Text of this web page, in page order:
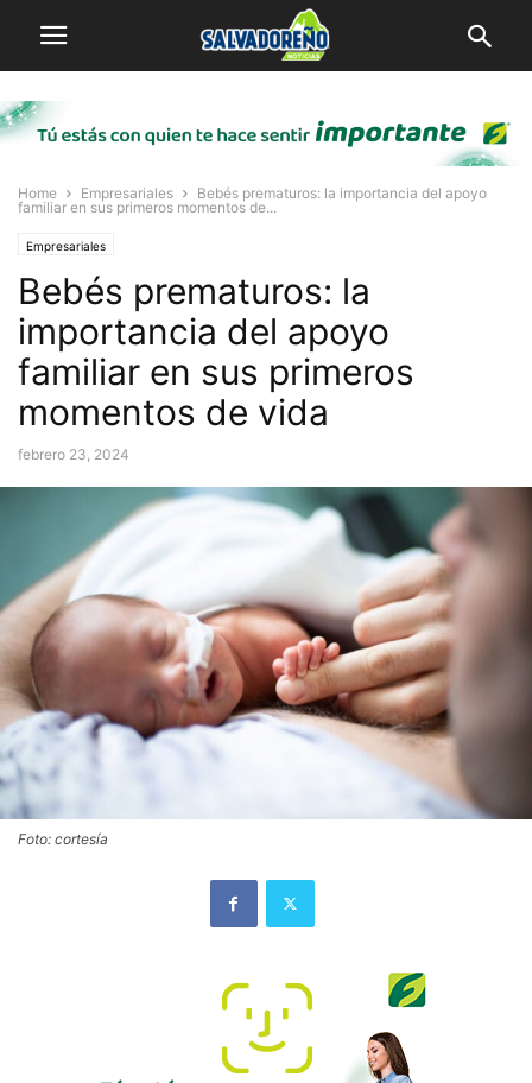
Home Empresariales
Bebés prematuros: la importancia del apoyo
familiar en sus primeros momentos de...
Empresariales
Bebés prematuros: la
importancia del apoyo
familiar en sus primeros
momentos de vida
febrero 23, 2024
Foto: cortesía